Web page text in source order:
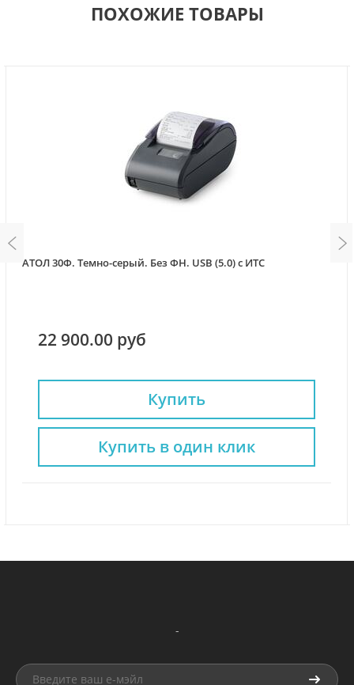
ПОХОЖИЕ ТОВАРЫ
АТОЛ 30Ф. Темно-серый. Без ФН. USB (5.0) с ИТС
22 900.00 руб
Купить
Купить в один клик
-